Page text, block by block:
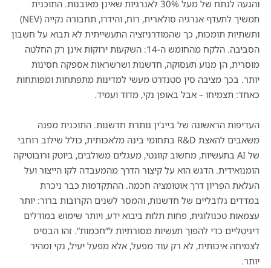
והגעה לנתח של מעל 30% לאנרגיות שאינן מאובנות. התוכנית
תמשיך לתעדף אנרגיה סולארית, רוח, והידרו, תחבורה נקייה (NEV)
ותשתיות תומכות, כך שהמודרניזציה התעשייתית לא תבוא על חשבון
הסביבה. הלקח מהחומש ה-14: השקעות ירוקות אינן רק החלטה
מוסרית, הן מנוע תעסוקה, חדשנות ושרשראות אספקה חסינות
יותר. בכך מציבה סין סטנדרט מעשי למדינות מתפתחות ומפותחות
כאחד: תצמיחו – אבל באופן נקי, מדוד ועמיד.
העדיפות הראשונה של בייג'ין נותרת חדשנות. התוכנית מפנה
משאבים להאצת R&D בתחומי בינה מלאכותית, כולל שילוב רוחבי
של AI בתעשיות, מחשוב קוונטי, מעגלים משולבים, ביוטק ורובוטיקה
הומנואידית. הדגש הוא על קיצור הדרך מהמעבדה לקו הייצור ועל
העלאת הפריון דרך אוטומציה חכמה. ההתקדמות כבר ניכרת
במדדים גלובליים של חדשנות, והמסר לשנים הקרובות ברור: יותר
עצמאות טכנולוגית, פחות תלות ביבוא ידע, ויותר שימוש במודלים
דיגיטליים כדי להפוך תעשיות מסורתיות ל”חכמות“. זהו הבסיס
לצמיחה איכותית, לא רק עוד מפעל, אלא מפעל יעיל, נקי ומהיר
יותר.